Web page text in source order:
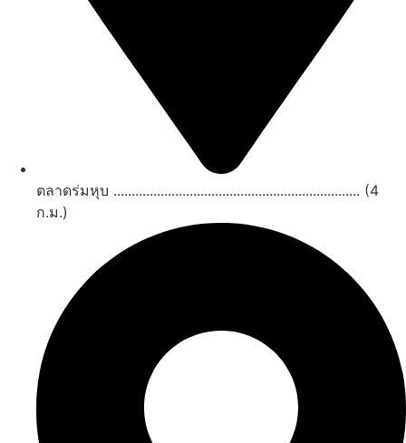
ตลาดร่มหุบ .................................................................... (4
ก.ม.)